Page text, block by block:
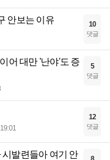
안보는 이유 10
댓글
어 대만 '난야'도 증
5
댓글
19:01
12
댓글
발련들아 여기 안